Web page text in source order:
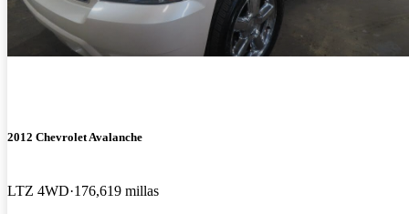
2012 Chevrolet Avalanche
LTZ 4WD 176,619 millas